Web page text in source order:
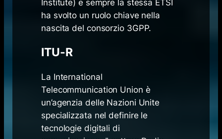
Institute) e sempre la stessa ETSI
ha svolto un ruolo chiave nella
nascita del consorzio 3GPP.
ITU-R
La International
Telecommunication Union è
un’agenzia delle Nazioni Unite
specializzata nel definire le
tecnologie digitali di